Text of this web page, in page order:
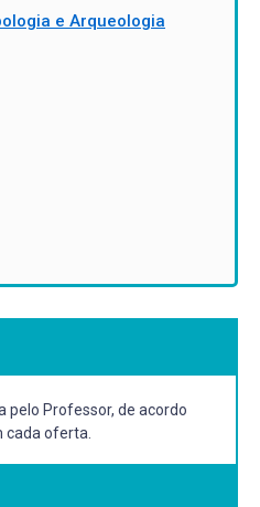
e Arqueologia
pelo Professor, de acordo
oferta.